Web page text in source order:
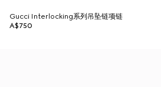
Gucci Interlocking系列吊坠链项链
A$750